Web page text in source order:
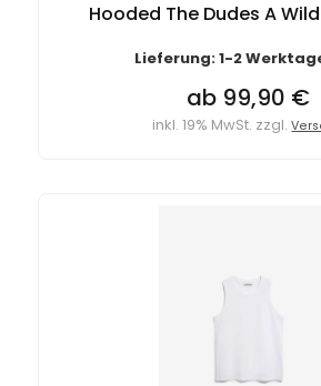
Hooded The Dudes A
Lieferung: 1-2
ab 99,90 €
inkl. 19% MwSt. zzgl.